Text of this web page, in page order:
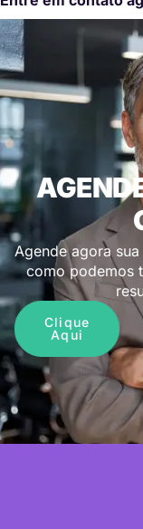
Agende agora
como podemos
Clique
Aqui